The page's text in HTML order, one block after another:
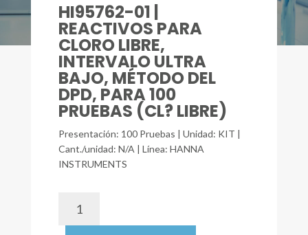
HI95762-01 |
REACTIVOS PARA
CLORO LIBRE,
INTERVALO ULTRA
BAJO, MÉTODO DEL
DPD, PARA 100
PRUEBAS (CL? LIBRE)
Presentación: 100 Pruebas | Unidad: KIT |
Cant./unidad: N/A | Línea: HANNA
INSTRUMENTS